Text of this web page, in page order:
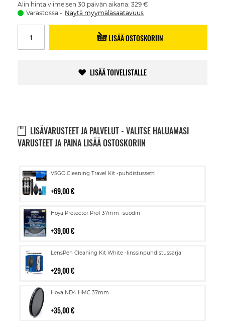
Alin hinta viimeisen 30 päivän aikana: 329 €
Varastossa
Näytä myymäläsaatavuus
LISÄÄ OSTOSKORIIN
LISÄÄ TOIVELISTALLE
LISÄVARUSTEET JA PALVELUT - VALITSE HALUAMASI
VARUSTEET JA PAINA LISÄÄ OSTOSKORIIN
VSGO Cleaning Travel Kit -puhdistussetti
69,00 €
Lisää
Hoya Protector Pro1 37mm -suodin
39,00 €
Lisää
LensPen Cleaning Kit White -linssinpuhdistussarja
29,00 €
Lisää
Hoya ND4 HMC 37mm
35,00 €
Lisää